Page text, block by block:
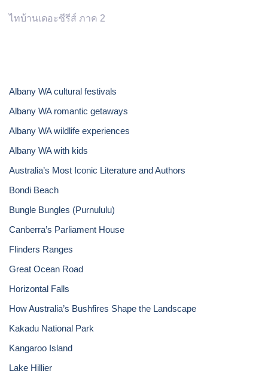
ไทบ้านเดอะซีรีส์ ภาค 2
Albany WA cultural festivals
Albany WA romantic getaways
Albany WA wildlife experiences
Albany WA with kids
Australia’s Most Iconic Literature and Authors
Bondi Beach
Bungle Bungles (Purnululu)
Canberra’s Parliament House
Flinders Ranges
Great Ocean Road
Horizontal Falls
How Australia’s Bushfires Shape the Landscape
Kakadu National Park
Kangaroo Island
Lake Hillier